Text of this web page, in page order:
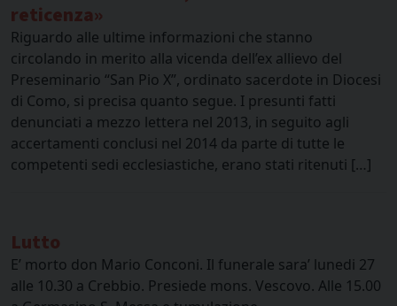
reticenza»
Riguardo alle ultime informazioni che stanno
circolando in merito alla vicenda dell’ex allievo del
Preseminario “San Pio X”, ordinato sacerdote in Diocesi
di Como, si precisa quanto segue. I presunti fatti
denunciati a mezzo lettera nel 2013, in seguito agli
accertamenti conclusi nel 2014 da parte di tutte le
competenti sedi ecclesiastiche, erano stati ritenuti […]
Lutto
E’ morto don Mario Conconi. Il funerale sara’ lunedi 27
alle 10.30 a Crebbio. Presiede mons. Vescovo. Alle 15.00